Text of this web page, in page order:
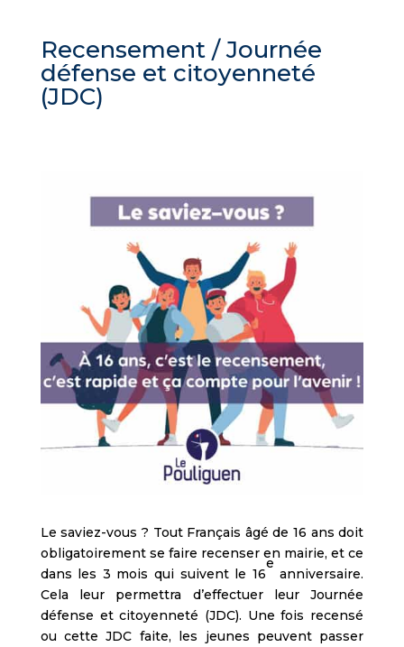
Recensement / Journée
défense et citoyenneté
(JDC)
Le saviez-vous ? Tout Français âgé de 16 ans doit
obligatoirement se faire recenser en mairie, et ce
dans les 3 mois qui suivent le 16
e
anniversaire.
Cela leur permettra d’effectuer leur Journée
défense et citoyenneté (JDC). Une fois recensé
ou cette JDC faite, les jeunes peuvent passer